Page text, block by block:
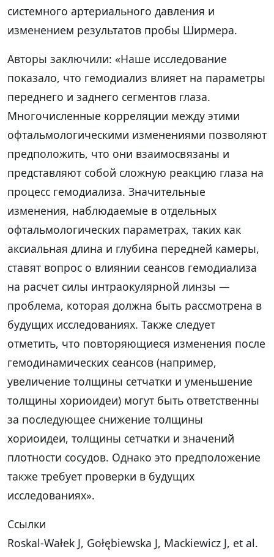
системного артериального давления и
изменением результатов пробы Ширмера.
Авторы заключили: «Наше исследование
показало, что гемодиализ влияет на параметры
переднего и заднего сегментов глаза.
Многочисленные корреляции между этими
офтальмологическими изменениями позволяют
предположить, что они взаимосвязаны и
представляют собой сложную реакцию глаза на
процесс гемодиализа. Значительные
изменения, наблюдаемые в отдельных
офтальмологических параметрах, таких как
аксиальная длина и глубина передней камеры,
ставят вопрос о влиянии сеансов гемодиализа
на расчет силы интраокулярной линзы —
проблема, которая должна быть рассмотрена в
будущих исследованиях. Также следует
отметить, что повторяющиеся изменения после
гемодинамических сеансов (например,
увеличение толщины сетчатки и уменьшение
толщины хориоидеи) могут быть ответственны
за последующее снижение толщины
хориоидеи, толщины сетчатки и значений
плотности сосудов. Однако это предположение
также требует проверки в будущих
исследованиях».
Ссылки
Roskal-Wałek J, Gołębiewska J, Mackiewicz J, et al.